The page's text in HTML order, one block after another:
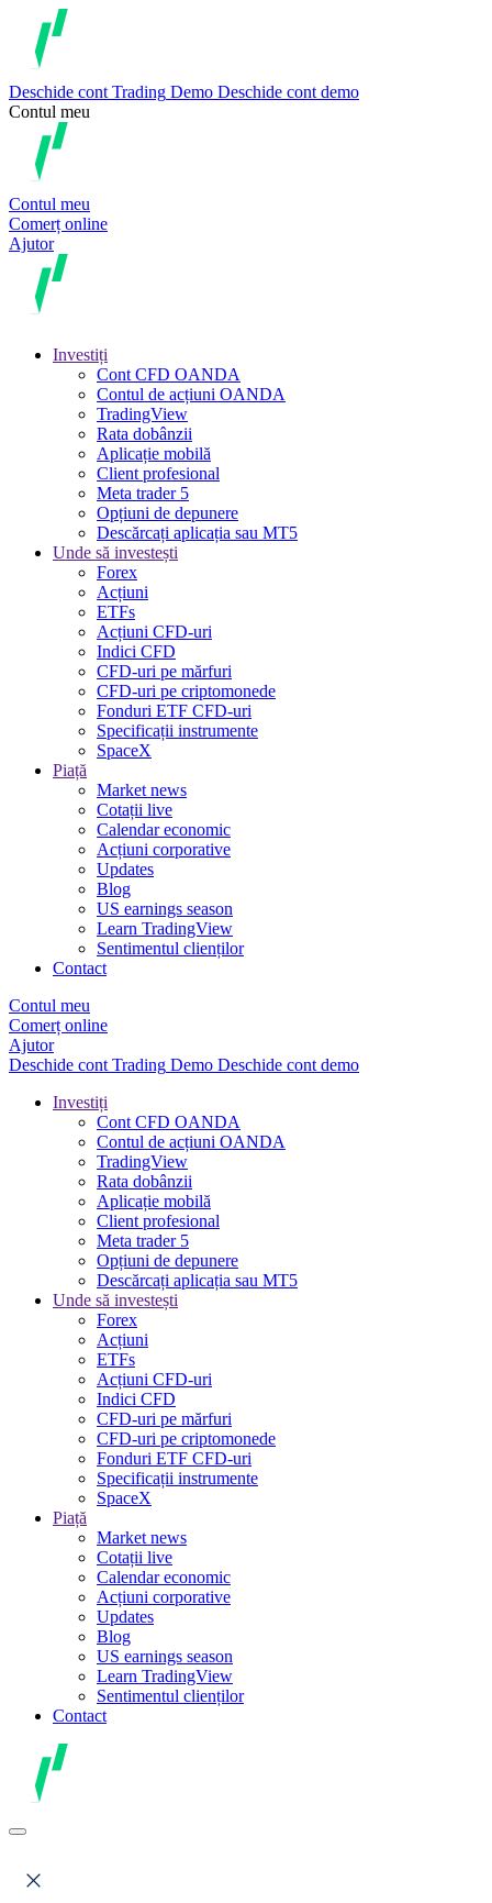
Deschide cont Trading Demo Deschide cont demo
Contul meu
Contul meu
Comerț online
Ajutor
Investiți
Cont CFD OANDA
Contul de acțiuni OANDA
TradingView
Rata dobânzii
Aplicație mobilă
Client profesional
Meta trader 5
Opțiuni de depunere
Descărcați aplicația sau MT5
Unde să investești
Forex
Acțiuni
ETFs
Acțiuni CFD-uri
Indici CFD
CFD-uri pe mărfuri
CFD-uri pe criptomonede
Fonduri ETF CFD-uri
Specificații instrumente
SpaceX
Piață
Market news
Cotații live
Calendar economic
Acțiuni corporative
Updates
Blog
US earnings season
Learn TradingView
Sentimentul clienților
Contact
Contul meu
Comerț online
Ajutor
Deschide cont Trading Demo Deschide cont demo
Investiți
Cont CFD OANDA
Contul de acțiuni OANDA
TradingView
Rata dobânzii
Aplicație mobilă
Client profesional
Meta trader 5
Opțiuni de depunere
Descărcați aplicația sau MT5
Unde să investești
Forex
Acțiuni
ETFs
Acțiuni CFD-uri
Indici CFD
CFD-uri pe mărfuri
CFD-uri pe criptomonede
Fonduri ETF CFD-uri
Specificații instrumente
SpaceX
Piață
Market news
Cotații live
Calendar economic
Acțiuni corporative
Updates
Blog
US earnings season
Learn TradingView
Sentimentul clienților
Contact